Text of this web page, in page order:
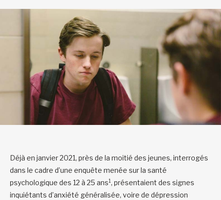
Déjà en janvier 2021, près de la moitié des jeunes, interrogés
dans le cadre d’une enquête menée sur la santé
psychologique des 12 à 25 ans1, présentaient des signes
inquiétants d’anxiété généralisée, voire de dépression